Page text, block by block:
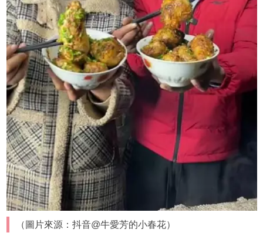
（圖片來源：抖音@牛愛芳的小春花）